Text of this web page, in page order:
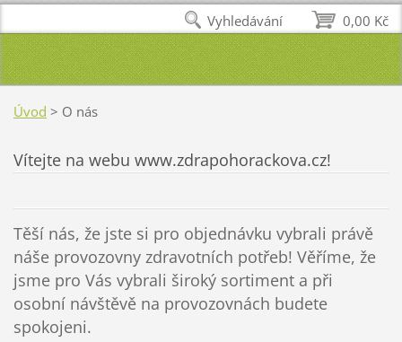
Úvod > O nás
Vítejte na webu www.zdrapohorackova.cz!
Těší nás, že jste si pro objednávku vybrali právě
náše provozovny zdravotních potřeb! Věříme, že
jsme pro Vás vybrali široký sortiment a při
osobní návštěvě na provozovnách budete
spokojeni.
0,00 Kč
Vyhledávání